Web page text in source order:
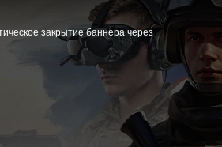
закрытие баннера через